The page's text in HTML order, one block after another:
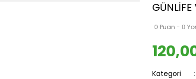
0 Puan - 0
Kategori